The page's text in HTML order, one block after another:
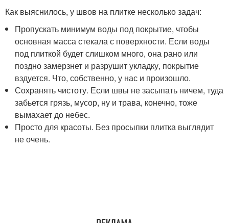
Как выяснилось, у швов на плитке несколько задач:
Пропускать минимум воды под покрытие, чтобы
основная масса стекала с поверхности. Если воды
под плиткой будет слишком много, она рано или
поздно замерзнет и разрушит укладку, покрытие
вздуется. Что, собственно, у нас и произошло.
Сохранять чистоту. Если швы не засыпать ничем, туда
забьется грязь, мусор, ну и трава, конечно, тоже
вымахает до небес.
Просто для красоты. Без просыпки плитка выглядит
не очень.